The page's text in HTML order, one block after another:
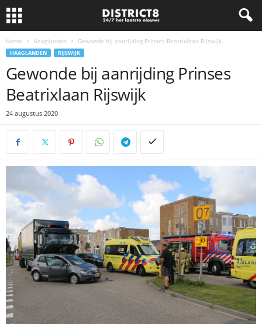
Home Haaglanden Gewonde bij aanrijding Prinses Beatrixlaan Rijswijk
HAAGLANDEN RIJSWIJK
Gewonde bij aanrijding Prinses
Beatrixlaan Rijswijk
24 augustus 2020